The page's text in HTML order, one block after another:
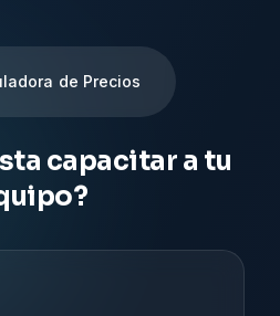
de Precios
capacitar a tu